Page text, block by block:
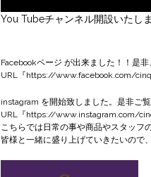
You Tubeチャンネル開設いたし
Facebookページ が出来ました！！是非
URL『https://www.facebook.com/
instagram を開始致しました。是非ご覧
URL『https://www.instagram.com/
こちらでは日常の事や商品やスタッフ
皆様と一緒に盛り上げていきたいの